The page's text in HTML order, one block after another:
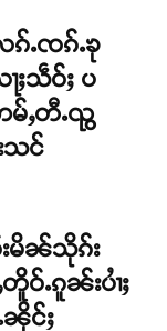
ၵ်ႉၸၵ်ႉၶု
ႈသဵဝ်ႈ ပ
မ်ႇတီႉၺွ
သင်
းမိၼ်သိုၵ်း
တိူဝ်ႉၵူၼ်းပၢႆႈ
ၼိုင်ႈ